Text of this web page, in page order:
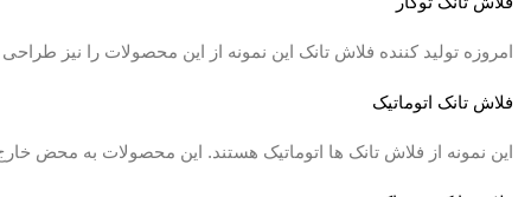
امروزه تولید کننده فلاش تانک این نمونه از این محصولات را نیز
فلاش تانک اتوماتیک
این نمونه از فلاش تانک ها اتوماتیک هستند. این محصولات به محض